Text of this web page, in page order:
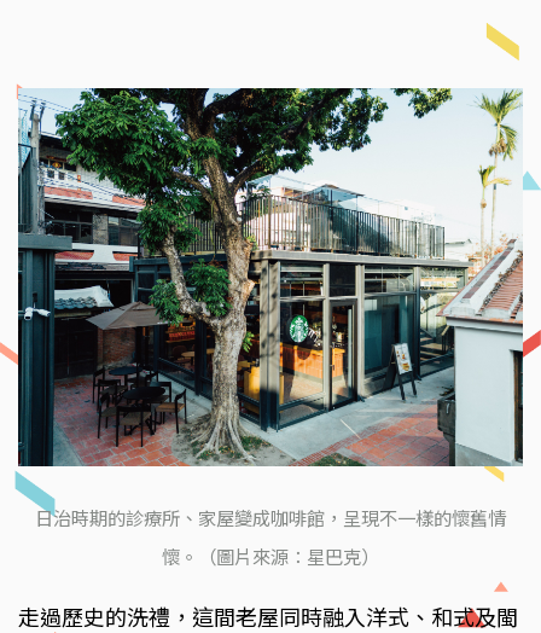
日治時期的診療所、家屋變成咖啡館，呈現不一樣的懷舊情
懷。（圖片來源：星巴克）
走過歷史的洗禮，這間老屋同時融入洋式、和式及閩